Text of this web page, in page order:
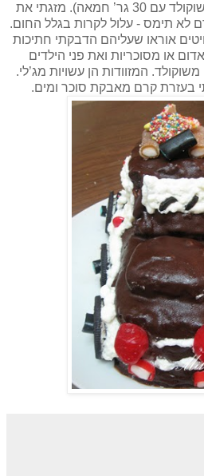
בשוקולד (המסתי 200 גר’ שוקולד עם 30 גר’ חמאה). מזגתי את
לא תימס - עלול לקרות בגלל החום.
אוראו שעליהם הדבקתי חתיכות
או מסוכריות ואת פני הילדים
המזוודות הן עשויות מג’לי.
בעזרת קרם מאבקת סוכר ומים.